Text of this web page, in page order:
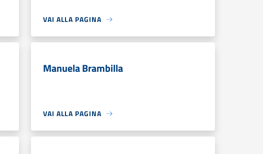
VAI ALLA PAGINA
Manuela Brambilla
VAI ALLA PAGINA